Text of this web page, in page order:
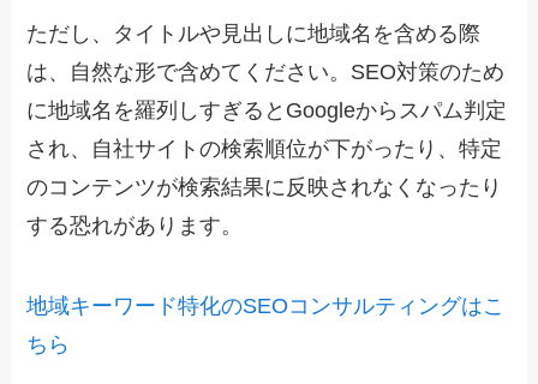
ただし、タイトルや見出しに地域名を含める際
は、自然な形で含めてください。SEO対策のため
に地域名を羅列しすぎるとGoogleからスパム判定
され、自社サイトの検索順位が下がったり、特定
のコンテンツが検索結果に反映されなくなったり
する恐れがあります。
地域キーワード特化のSEOコンサルティングはこ
ちら